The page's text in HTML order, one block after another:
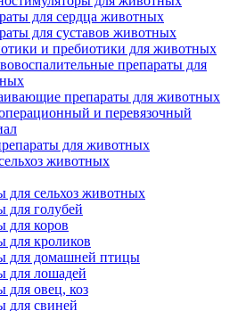
для сердца животных
для суставов животных
и пребиотики для животных
препараты для
препараты для животных
и перевязочный
для животных
животных
для сельхоз животных
для голубей
для коров
для кроликов
для домашней птицы
для лошадей
для овец, коз
для свиней